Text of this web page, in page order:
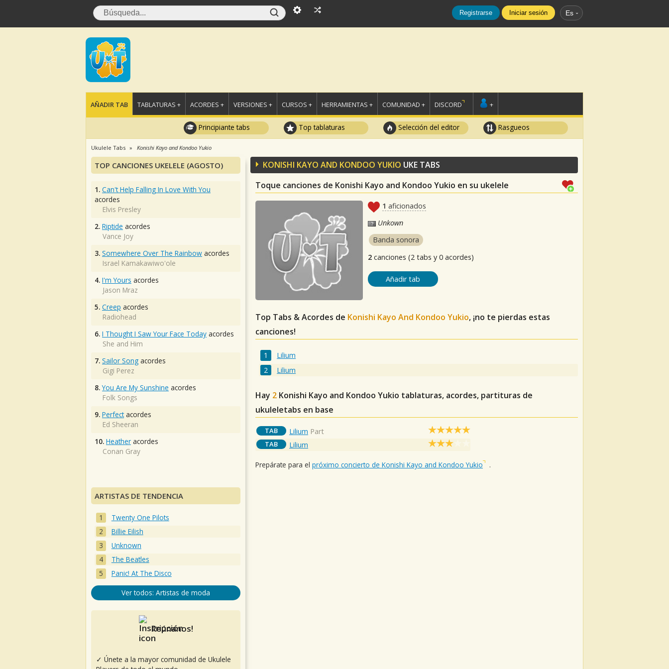
Registrarse Iniciar sesión Es
AÑADIR TAB TABLATURAS + ACORDES + VERSIONES + CURSOS + HERRAMIENTAS + COMUNIDAD + DISCORD +
Principiante tabs Top tablaturas Selección del editor Rasgueos
Ukulele Tabs Konishi Kayo and Kondoo Yukio
KONISHI KAYO AND KONDOO YUKIO UKE TABS
Toque canciones de Konishi Kayo and Kondoo Yukio en su ukelele
1 aficionados
Unkown
Banda sonora
2 canciones (2 tabs y 0 acordes)
Añadir tab
Top Tabs & Acordes de Konishi Kayo And Kondoo Yukio, ¡no te pierdas estas
canciones!
Lilium
Lilium
Hay 2 Konishi Kayo and Kondoo Yukio tablaturas, acordes, partituras de
ukuleletabs en base
TAB Lilium Part
TAB Lilium
Prepárate para el próximo concierto de Konishi Kayo and Kondoo Yukio .
TOP CANCIONES UKELELE (AGOSTO)
1. Can't Help Falling In Love With You
acordes
Elvis Presley
2. Riptide acordes
Vance Joy
3. Somewhere Over The Rainbow acordes
Israel Kamakawiwo'ole
4. I'm Yours acordes
Jason Mraz
5. Creep acordes
Radiohead
6. I Thought I Saw Your Face Today acordes
She and Him
7. Sailor Song acordes
Gigi Perez
8. You Are My Sunshine acordes
Folk Songs
9. Perfectacordes
Ed Sheeran
10. Heather acordes
Conan Gray
ARTISTAS DE TENDENCIA
Twenty One Pilots
Billie Eilish
Unknown
The Beatles
Panic! At The Disco
Ver todos: Artistas de moda
Reúnanos!
✓ Únete a la mayor comunidad de Ukulele